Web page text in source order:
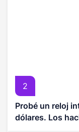
2
Probé un reloj
dólares. Los